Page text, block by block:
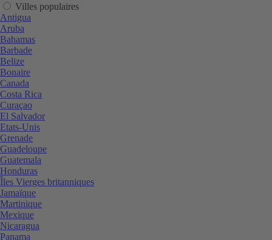
Villes populaires
Antigua
Aruba
Bahamas
Barbade
Belize
Bonaire
Canada
Costa Rica
Curaçao
El Salvador
Etats-Unis
Grenade
Guadeloupe
Guatemala
Honduras
Îles Vierges britanniques
Jamaïque
Martinique
Mexique
Nicaragua
Panama